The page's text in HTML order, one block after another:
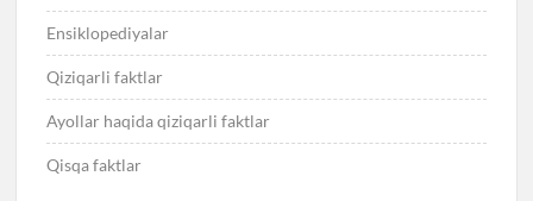
Ensiklopediyalar
Qiziqarli faktlar
Ayollar haqida qiziqarli faktlar
Qisqa faktlar